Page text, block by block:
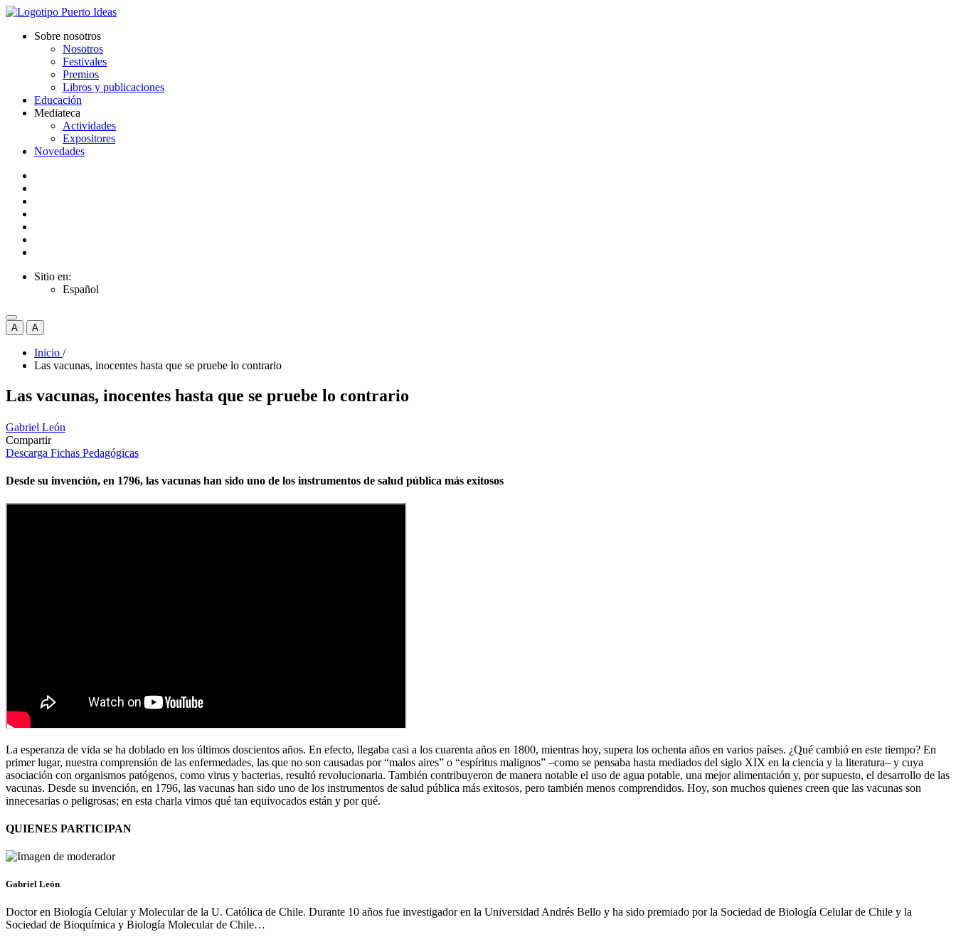
Sobre nosotros
Nosotros
Festivales
Premios
Libros y publicaciones
Educación
Mediateca
Actividades
Expositores
Novedades
Sitio en:
Español
A A
Inicio /
Las vacunas, inocentes hasta que se pruebe lo contrario
Las vacunas, inocentes hasta que se pruebe lo contrario
Gabriel León
Compartir
Descarga Fichas Pedagógicas
Desde su invención, en 1796, las vacunas han sido uno de los instrumentos de salud pública más exitosos
La esperanza de vida se ha doblado en los últimos doscientos años. En efecto, llegaba casi a los cuarenta años en 1800, mientras hoy, supera los ochenta años en varios países. ¿Qué cambió en este tiempo? En
primer lugar, nuestra comprensión de las enfermedades, las que no son causadas por “malos aires” o “espíritus malignos” –como se pensaba hasta mediados del siglo XIX en la ciencia y la literatura– y cuya
asociación con organismos patógenos, como virus y bacterias, resultó revolucionaria. También contribuyeron de manera notable el uso de agua potable, una mejor alimentación y, por supuesto, el desarrollo de las
vacunas. Desde su invención, en 1796, las vacunas han sido uno de los instrumentos de salud pública más exitosos, pero también menos comprendidos. Hoy, son muchos quienes creen que las vacunas son
innecesarias o peligrosas; en esta charla vimos qué tan equivocados están y por qué.
QUIENES PARTICIPAN
Gabriel León
Doctor en Biología Celular y Molecular de la U. Católica de Chile. Durante 10 años fue investigador en la Universidad Andrés Bello y ha sido premiado por la Sociedad de Biología Celular de Chile y la
Sociedad de Bioquímica y Biología Molecular de Chile…